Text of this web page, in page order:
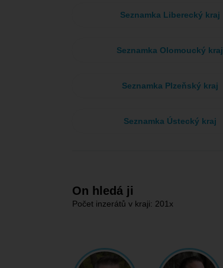
Seznamka Liberecký kraj
Seznamka Olomoucký kraj
Seznamka Plzeňský kraj
Seznamka Ústecký kraj
On hledá ji
Počet inzerátů v kraji: 201x